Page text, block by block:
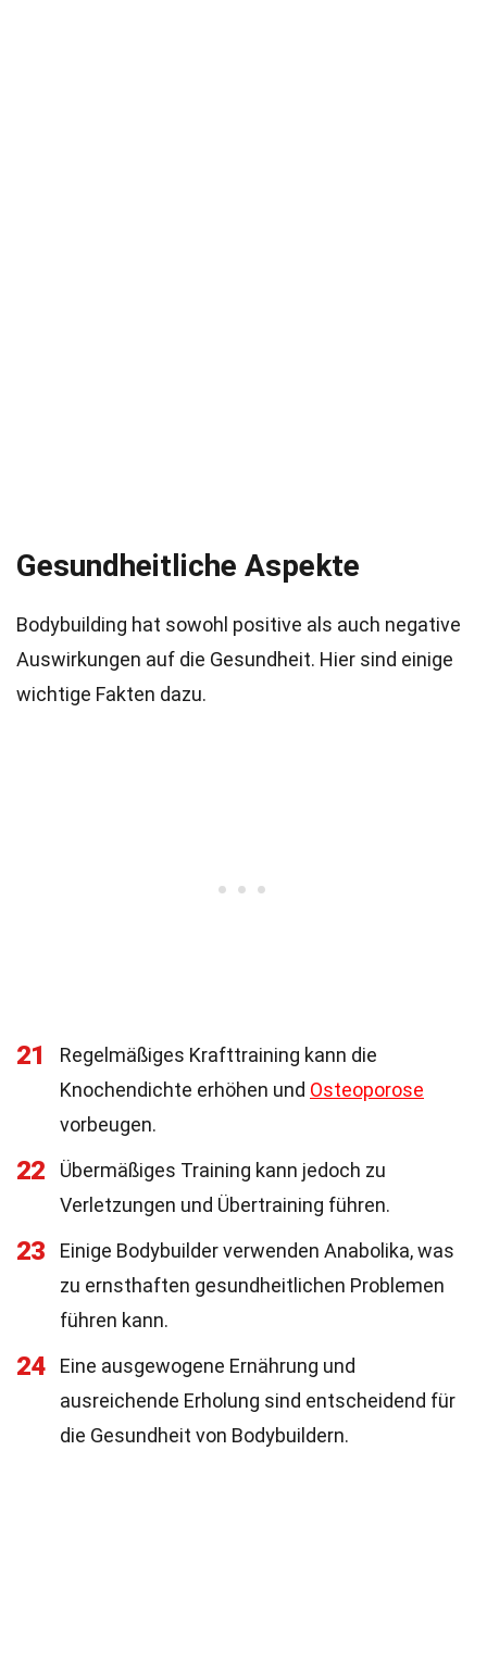
Gesundheitliche Aspekte
Bodybuilding hat sowohl positive als auch negative
Auswirkungen auf die Gesundheit. Hier sind einige
wichtige Fakten dazu.
21
Regelmäßiges Krafttraining kann die
Knochendichte erhöhen und Osteoporose
vorbeugen.
22
Übermäßiges Training kann jedoch zu
Verletzungen und Übertraining führen.
23
Einige Bodybuilder verwenden Anabolika, was
zu ernsthaften gesundheitlichen Problemen
führen kann.
24
Eine ausgewogene Ernährung und
ausreichende Erholung sind entscheidend für
die Gesundheit von Bodybuildern.